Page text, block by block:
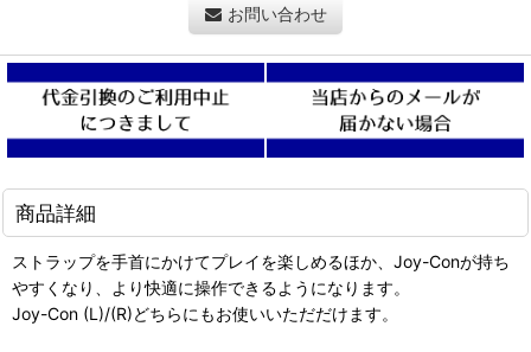
お問い合わせ
商品詳細
ストラップを手首にかけてプレイを楽しめるほか、Joy-Conが持ち
やすくなり、より快適に操作できるようになります。
Joy-Con (L)/(R)どちらにもお使いいただだけます。